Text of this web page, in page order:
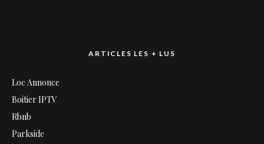
ARTICLES LES + LUS
Loc Annonce
Boitier IPTV
Rbnb
Parkside